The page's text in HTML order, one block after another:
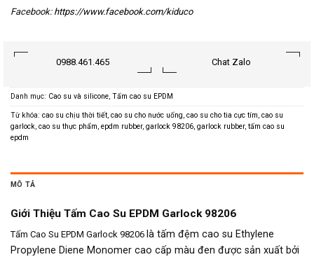
Facebook: https://www.facebook.com/kiduco
0988.461.465 Chat Zalo
Danh mục: Cao su và silicone, Tấm cao su EPDM
Từ khóa: cao su chịu thời tiết, cao su cho nước uống, cao su cho tia cực tím, cao su
garlock, cao su thực phẩm, epdm rubber, garlock 98206, garlock rubber, tấm cao su
epdm
MÔ TẢ
Giới Thiệu Tấm Cao Su EPDM Garlock 98206
Tấm Cao Su EPDM Garlock 98206 là tấm đệm cao su Ethylene
Propylene Diene Monomer cao cấp màu đen được sản xuất bởi